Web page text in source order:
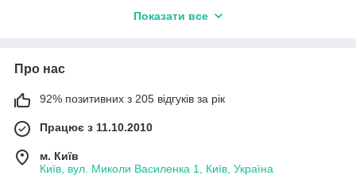
небольших водоемов, подача воды для тушения пожаров,
конструкции мотопомпы легко транспортируются даже на
эксплуатации вручную. Они занимают мало места и могут
Сфера предназначения мотопомп очень широкая – их
используют коммунальные службы, пожарные бригады,
Показати все
Про нас
92% позитивних з 205 відгуків за рік
Працює з 11.10.2010
м. Київ
Київ, вул. Миколи Василенка 1, Київ, Україна